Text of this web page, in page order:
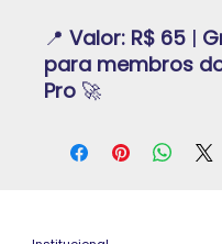
📍 Valor: R$ 65 |
para membros
Pro 🚀